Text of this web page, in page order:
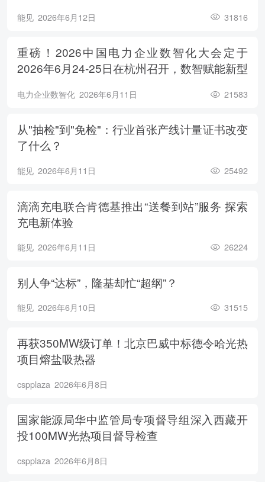
能见 2026年6月12日 31816
重磅！2026中国电力企业数智化大会定于
2026年6月24-25日在杭州召开，数智赋能新型
电力企业数智化 2026年6月11日 21583
从"抽检"到"免检"：行业首张产线计量证书改变
了什么？
能见 2026年6月11日 25492
滴滴充电联合肯德基推出“送餐到站”服务 探索
充电新体验
能见 2026年6月11日 26224
别人争“达标”，隆基却忙“超纲”？
能见 2026年6月10日 31515
再获350MW级订单！北京巴威中标德令哈光热
项目熔盐吸热器
cspplaza 2026年6月8日
国家能源局华中监管局专项督导组深入西藏开
投100MW光热项目督导检查
cspplaza 2026年6月8日